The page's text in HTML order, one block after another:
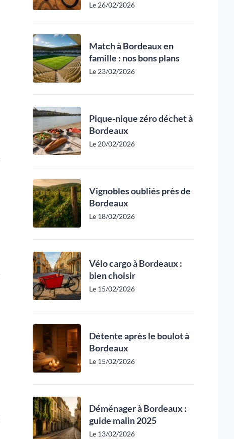
Le 26/02/2026
Match à Bordeaux en
famille : nos bons plans
Le 23/02/2026
Pique-nique zéro déchet à
Bordeaux
Le 20/02/2026
Vignobles oubliés près de
Bordeaux
Le 18/02/2026
Vélo cargo à Bordeaux :
bien choisir
Le 15/02/2026
Détente après le boulot à
Bordeaux
Le 15/02/2026
Déménager à Bordeaux :
guide malin 2025
Le 13/02/2026